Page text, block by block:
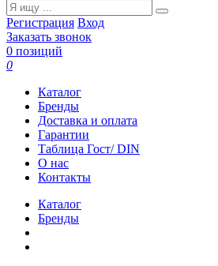
Регистрация Вход
Заказать звонок
0 позиций
0
Каталог
Бренды
Доставка и оплата
Гарантии
Таблица Гост/ DIN
О нас
Контакты
Каталог
Бренды